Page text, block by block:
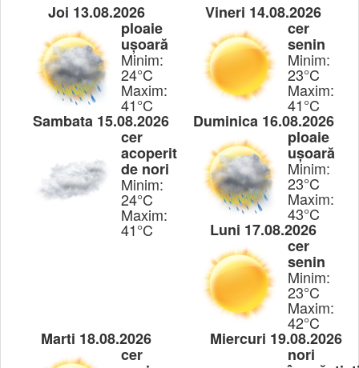
Joi 13.08.2026
ploaie
ușoară
Minim:
24°C
Maxim:
41°C
Vineri 14.08.2026
cer
senin
Minim:
23°C
Maxim:
41°C
Sambata 15.08.2026
cer
acoperit
de nori
Minim:
24°C
Maxim:
41°C
Duminica 16.08.2026
ploaie
ușoară
Minim:
23°C
Maxim:
43°C
Luni 17.08.2026
cer
senin
Minim:
23°C
Maxim:
42°C
Marti 18.08.2026
cer
Miercuri 19.08.2026
nori